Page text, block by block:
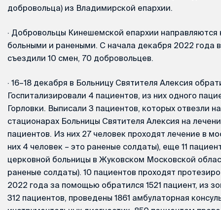
добровольца) из Владимирской епархии.
· Добровольцы Кинешемской епархии направляются
больными и ранеными. С начала декабря 2022 года
съездили 10 смен, 70 добровольцев.
· 16–18 декабря в Больницу Святителя Алексия
Госпитализировали 4 пациентов, из них одного
Горловки. Выписали 3 пациентов, которых отвезли
стационарах Больницы Святителя Алексия на
пациентов. Из них 27 человек проходят лечение в
них 4 человек – это раненые солдаты), еще 11
церковной больницы в Жуковском Московской
раненые солдаты). 10 пациентов проходят
2022 года за помощью обратился 1521 пациент, из
312 пациентов, проведены 1861 амбулаторная